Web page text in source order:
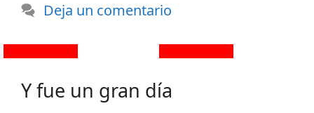
Deja un comentario
Y fue un gran día